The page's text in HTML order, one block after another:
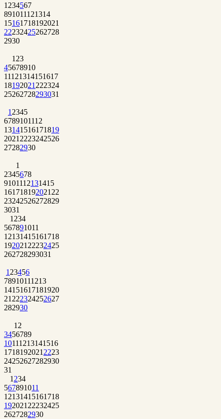
1 234567
891011121314
15161718192021
22232425262728
2930
1 23
45678910
11121314151617
18192021 222324
25262728293031
1 2345
6789101112
13141516171819
2021 2223242526
27282930
1
2345678
9101112131415
161718192021 22
23242526272829
3031
1 234
567891011
12131415161718
192021 22232425
262728293031
1 23456
78910111213
14151617181920
21 222324252627
282930
1 2
3456789
10111213141516
1718192021 2223
24252627282930
31
1 234
567891011
12131415161718
192021 22232425
2627282930